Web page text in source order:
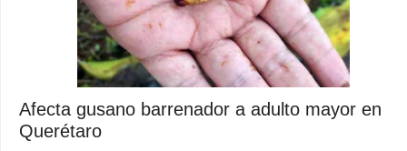
Afecta gusano barrenador a adulto mayor en
Querétaro